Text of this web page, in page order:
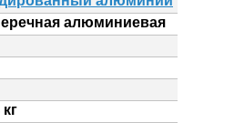
алюминиевая